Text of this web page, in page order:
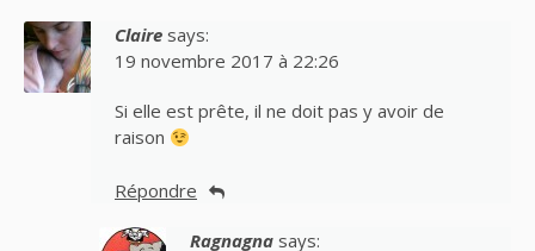
Claire says:
19 novembre 2017 à 22:26
Si elle est prête, il ne doit pas y avoir de
raison
Répondre
Ragnagna says: